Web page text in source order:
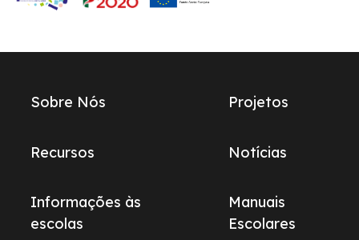
Links
do
Sobre Nós Projetos
Recursos Notícias
Informações às
escolas
Manuais
Escolares